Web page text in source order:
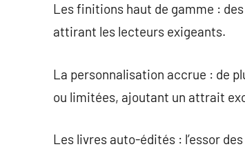
Les finitions haut de gamme :
attirant les lecteurs exigeants.
La personnalisation accrue : de
ou limitées, ajoutant un attrait
Les livres auto-édités : l’essor